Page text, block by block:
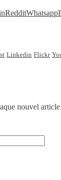
RedditWhatsapp
Linkedin Flickr
nouvel